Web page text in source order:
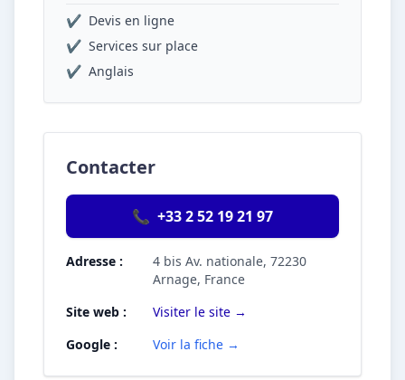
✔ Devis en ligne
✔ Services sur place
✔ Anglais
Contacter
📞 +33 2 52 19 21 97
Adresse :
4 bis Av. nationale, 72230
Arnage, France
Site web :
Visiter le site →
Google :
Voir la fiche →